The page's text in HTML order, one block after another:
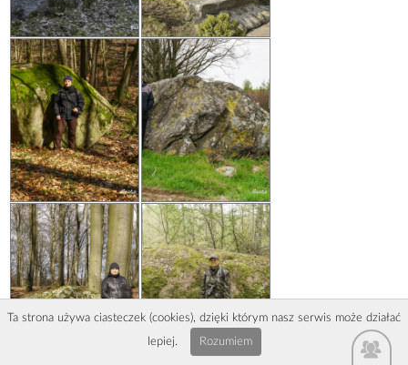
Ta strona używa ciasteczek (cookies), dzięki którym nasz serwis może działać
lepiej.
Rozumiem